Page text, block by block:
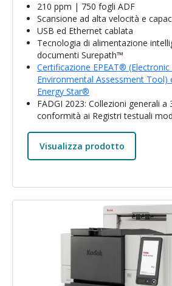
210 ppm | 750 fogli ADF
Scansione ad alta velocità e
USB ed Ethernet cablata
Tecnologia di alimentazione
documenti Surepath™
Certificazione EPEAT®
Environmental Assessment Tool)
Energy Star®
FADGI 2023: Collezioni generali a
conformità ai Registri testuali
Visualizza prodotto